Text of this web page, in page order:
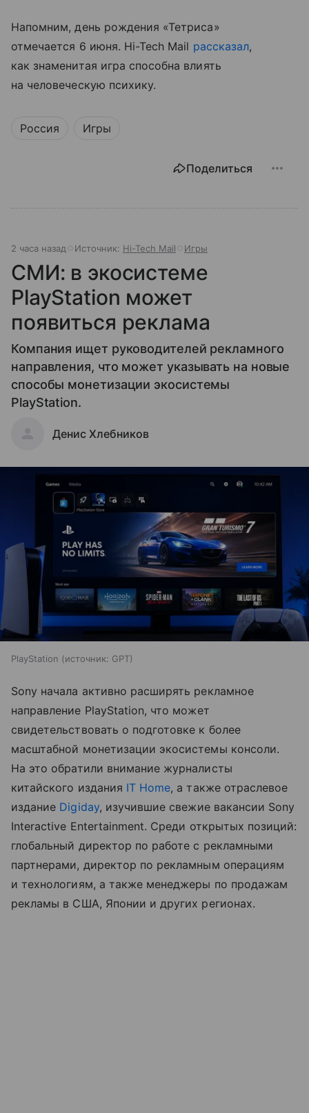
Напомним, день рождения «Тетриса»
отмечается 6 июня. Hi-Tech Mail рассказал,
как знаменитая игра способна влиять
на человеческую психику.
Россия Игры
Поделиться
2 часа назад Источник: Hi-Tech Mail Игры
СМИ: в экосистеме
PlayStation может
появиться реклама
Компания ищет руководителей рекламного
направления, что может указывать на новые
способы монетизации экосистемы
PlayStation.
Денис Хлебников
PlayStation источник: GPT
Sony начала активно расширять рекламное
направление PlayStation, что может
свидетельствовать о подготовке к более
масштабной монетизации экосистемы консоли.
На это обратили внимание журналисты
китайского издания IT Home, а также отраслевое
издание Digiday, изучившие свежие вакансии Sony
Interactive Entertainment. Среди открытых позиций:
глобальный директор по работе с рекламными
партнерами, директор по рекламным операциям
и технологиям, а также менеджеры по продажам
рекламы в США, Японии и других регионах.